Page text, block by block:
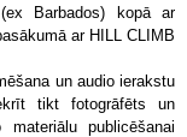
Barbados) kopā ar
ar HILL CLIMB
un audio ierakstu
tikt fotogrāfēts un
publicēšanai